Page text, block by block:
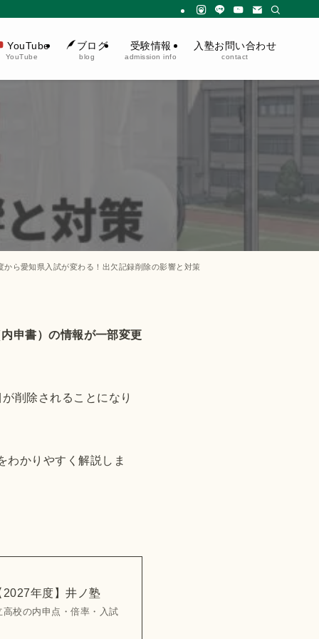
YouTube
YouTube
ブログ
blog
受験情報
admission info
入塾お問い合わせ
contact
から愛知県入試が変わる！出欠記録削除の影響と対策
申書）の情報が一部変更
削除されることになり
わかりやすく解説しま
年度】井ノ塾
校の内申点・倍率・入試